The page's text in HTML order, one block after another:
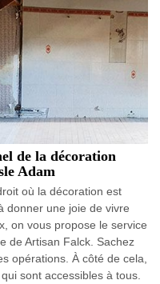
de la décoration
Adam
où la décoration est
donner une joie de vivre
on vous propose le service
de Artisan Falck. Sachez
opérations. À côté de cela,
sont accessibles à tous.